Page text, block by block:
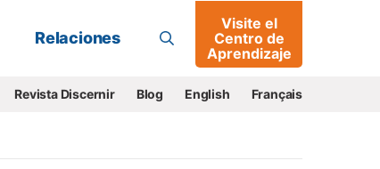
Buscar
Relaciones
Visite el
Centro de
Aprendizaje
Revista Discernir Blog English Français